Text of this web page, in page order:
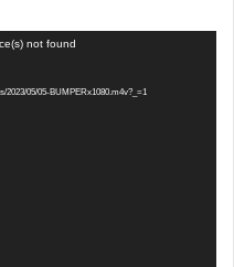
not found
2023/05/05-BUMPERx1080.m4v?_=1